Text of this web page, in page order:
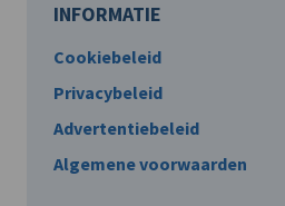
INFORMATIE
Cookiebeleid
Privacybeleid
Advertentiebeleid
Algemene voorwaarden